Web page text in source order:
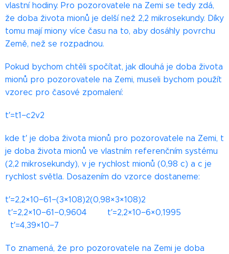
vlastní hodiny. Pro pozorovatele na Zemi se tedy zdá,
že doba života mionů je delší než 2,2 mikrosekundy. Díky
tomu mají miony více času na to, aby dosáhly povrchu
Země, než se rozpadnou.
Pokud bychom chtěli spočítat, jak dlouhá je doba života
mionů pro pozorovatele na Zemi, museli bychom použít
vzorec pro časové zpomalení:
t′=t1−c2v2​​
kde t′ je doba života mionů pro pozorovatele na Zemi, t
je doba života mionů ve vlastním referenčním systému
(2,2 mikrosekundy), v je rychlost mionů (0,98 c) a c je
rychlost světla. Dosazením do vzorce dostaneme:
t′=2,2×10−61−(3×108)2(0,98×3×108)2​​
t′=2,2×10−61−0,9604 t′=2,2×10−6×0,1995
t′=4,39×10−7
To znamená, že pro pozorovatele na Zemi je doba